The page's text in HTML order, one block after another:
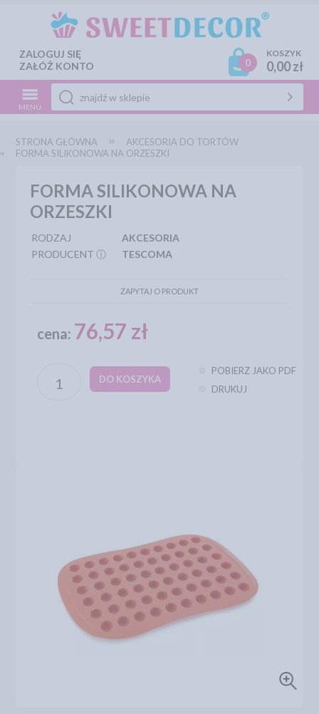
ZALOGUJ SIĘ
ZAŁÓŻ KONTO
0
KOSZYK
0,00 zł
MENU
STRONA GŁÓWNA
AKCESORIA DO TORTÓW
FORMA SILIKONOWA NA ORZESZKI
FORMA SILIKONOWA NA
ORZESZKI
RODZAJ
AKCESORIA
PRODUCENT ⓘ
TESCOMA
ZAPYTAJ O PRODUKT
cena: 76,57 zł
DO KOSZYKA
POBIERZ JAKO PDF
DRUKUJ